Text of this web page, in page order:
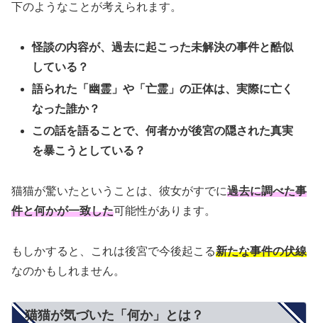
下のようなことが考えられます。
怪談の内容が、過去に起こった未解決の事件と酷似
している？
語られた「幽霊」や「亡霊」の正体は、実際に亡く
なった誰か？
この話を語ることで、何者かが後宮の隠された真実
を暴こうとしている？
猫猫が驚いたということは、彼女がすでに過去に調べた事
件と何かが一致した可能性があります。
もしかすると、これは後宮で今後起こる新たな事件の伏線
なのかもしれません。
猫猫が気づいた「何か」とは？